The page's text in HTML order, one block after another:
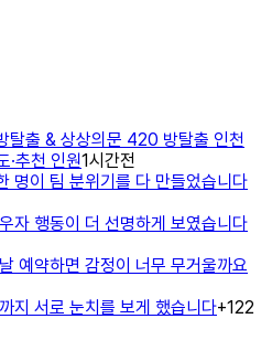
탈출 & 상상의문 420 방탈출 인천
·추천 인원1시간전
명이 팀 분위기를 다 만들었습니다
자 행동이 더 선명하게 보였습니다
예약하면 감정이 너무 무거울까요
지 서로 눈치를 보게 했습니다+122